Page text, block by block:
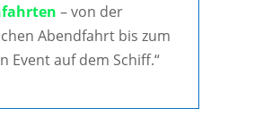
– von der
Abendfahrt bis zum
Event auf dem Schiff.“